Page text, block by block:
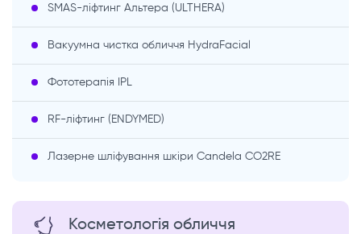
SMAS-ліфтинг Альтера (ULTHERA)
Вакуумна чистка обличчя HydraFacial
Фототерапія IPL
RF-ліфтинг (ENDYMED)
Лазерне шліфування шкіри Candela CO2RE
Косметологія обличчя